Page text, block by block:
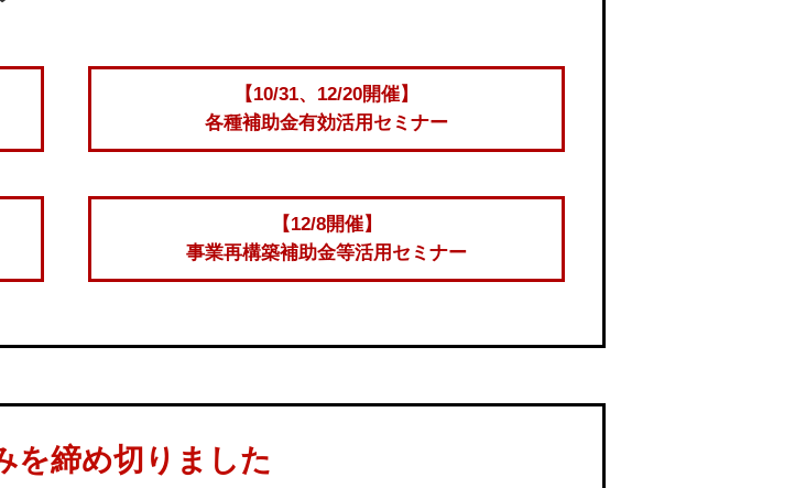
【10/31、12/20開催】
各種補助金有効活用セミナー
【12/8開催】
事業再構築補助金等活用セミナー
を締め切りました